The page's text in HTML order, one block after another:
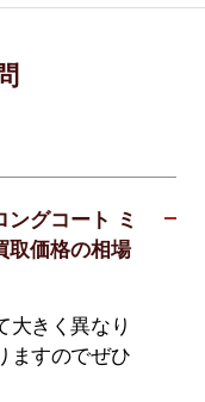
グコート ミ
取価格の相場
大きく異なり
ますのでぜひ